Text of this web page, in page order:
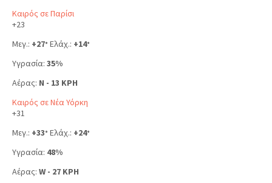
Καιρός σε Παρίσι
+23
Μεγ.: +27° Ελάχ.: +14°
Υγρασία: 35%
Αέρας: N - 13 KPH
Καιρός σε Νέα Υόρκη
+31
Μεγ.: +33° Ελάχ.: +24°
Υγρασία: 48%
Αέρας: W - 27 KPH